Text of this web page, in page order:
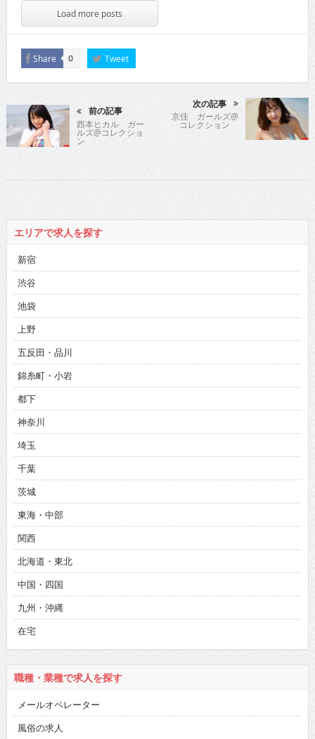
Load more posts
Share 0 Tweet
前の記事
西本ヒカル ガー
ルズ@コレクショ
ン
次の記事
京佳 ガールズ@
コレクション
エリアで求人を探す
新宿
渋谷
池袋
上野
五反田・品川
錦糸町・小岩
都下
神奈川
埼玉
千葉
茨城
東海・中部
関西
北海道・東北
中国・四国
九州・沖縄
在宅
職種・業種で求人を探す
メールオペレーター
風俗の求人